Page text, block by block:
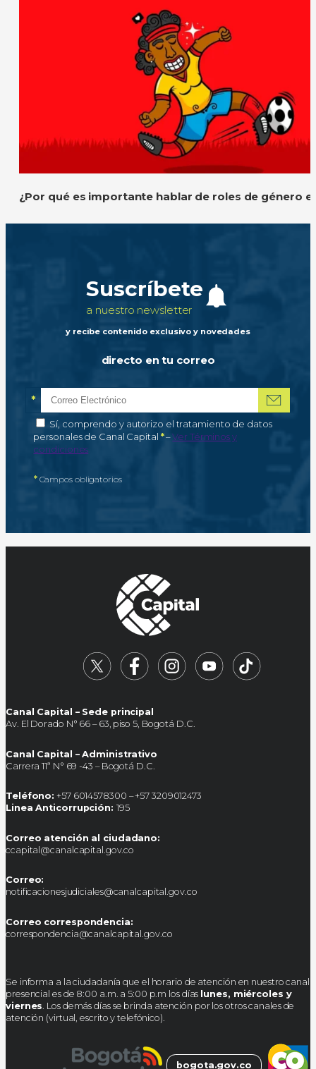
¿Por qué es importante hablar de roles de género
Suscríbete
a nuestro newsletter
y recibe contenido exclusivo y novedades
directo en tu correo
Correo electrónico
*Campo obligatorio
Autorización de tratamiento de datos personales
Sí, comprendo y autorizo el tratamiento de datos
personales de Canal Capital *–Campo obligatorio
Ver Términos y
condiciones
*Campos obligatorios
Canal Capital – Sede principal
Av. El Dorado N° 66 – 63, piso 5, Bogotá D.C.
Canal Capital – Administrativo
Carrera 11ª N° 69 -43 – Bogotá D.C.
Teléfono: +57 6014578300 – +57 3209012473
Linea Anticorrupción: 195
Correo atención al ciudadano:
ccapital@canalcapital.gov.co
Correo:
notificacionesjudiciales@canalcapital.gov.co
Correo correspondencia:
correspondencia@canalcapital.gov.co
Se informa a la ciudadanía que el horario de atención en nuestro canal
presencial es de 8:00 a.m. a 5:00 p.m los días lunes, miércoles y
viernes. Los demás días se brinda atención por los otros canales de
atención (virtual, escrito y telefónico).
bogota.gov.co